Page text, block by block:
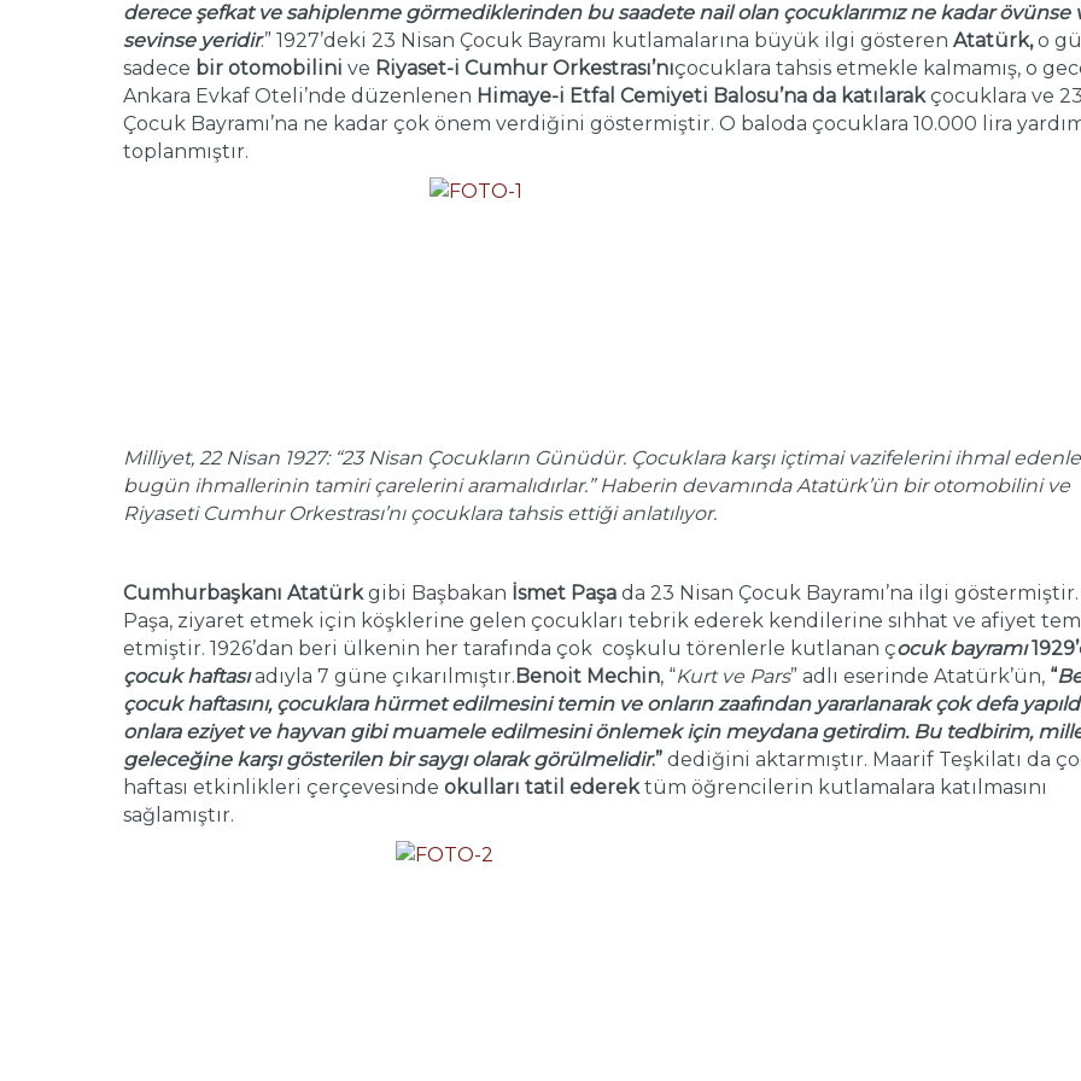
derece şefkat ve sahiplenme görmediklerinden bu saadete nail olan çocuklarımız ne kadar övünse
sevinse yeridir.” 1927’deki 23 Nisan Çocuk Bayramı kutlamalarına büyük ilgi gösteren Atatürk,o
sadece bir otomobilini ve Riyaset-i Cumhur Orkestrası’nıçocuklara tahsis etmekle kalmamış, o
Ankara Evkaf Oteli’nde düzenlenen Himaye-i Etfal Cemiyeti Balosu’na da katılarakçocuklara ve
Çocuk Bayramı’na ne kadar çok önem verdiğini göstermiştir. O baloda çocuklara 10.000 lira
toplanmıştır.
Milliyet, 22 Nisan 1927: “23 Nisan Çocukların Günüdür. Çocuklara karşı içtimai vazifelerini ihmal
bugün ihmallerinin tamiri çarelerini aramalıdırlar.” Haberin devamında Atatürk’ün bir otomobilini ve
Riyaseti Cumhur Orkestrası’nı çocuklara tahsis ettiği anlatılıyor.
Cumhurbaşkanı Atatürkgibi Başbakan İsmet Paşa da 23 Nisan Çocuk Bayramı’na ilgi
Paşa, ziyaret etmek için köşklerine gelen çocukları tebrik ederek kendilerine sıhhat ve afiyet
etmiştir. 1926’dan beri ülkenin her tarafında çok coşkulu törenlerle kutlanan çocuk bayramı1929’
çocuk haftasıadıyla 7 güne çıkarılmıştır. Benoit Mechin, “Kurt ve Pars” adlı eserinde Atatürk’ün, “
çocuk haftasını, çocuklara hürmet edilmesini temin ve onların zaafından yararlanarak çok defa
onlara eziyet ve hayvan gibi muamele edilmesini önlemek için meydana getirdim. Bu tedbirim,
geleceğine karşı gösterilen bir saygı olarak görülmelidir.” dediğini aktarmıştır. Maarif Teşkilatı da
haftası etkinlikleri çerçevesinde okulları tatil ederektüm öğrencilerin kutlamalara katılmasını
sağlamıştır.